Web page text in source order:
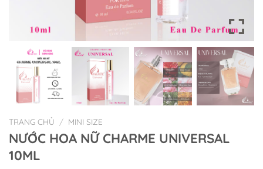
TRANG CHỦ / MINI SIZE
NƯỚC HOA NỮ CHARME UNIVERSAL
10ML